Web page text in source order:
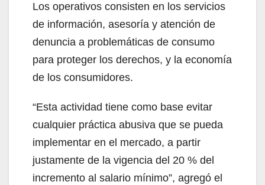
Los operativos consisten en los servicios
de información, asesoría y atención de
denuncia a problemáticas de consumo
para proteger los derechos, y la economía
de los consumidores.
“Esta actividad tiene como base evitar
cualquier práctica abusiva que se pueda
implementar en el mercado, a partir
justamente de la vigencia del 20 % del
incremento al salario mínimo”, agregó el